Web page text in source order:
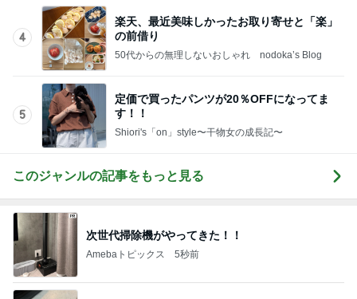
4
楽天、最近美味しかったお取り寄せと「楽」
の前借り
50代からの無理しないおしゃれ nodoka’s Blog
5
定価で買ったパンツが20％OFFになってま
す！！
Shiori's「on」style〜干物女の成長記〜
このジャンルの記事をもっと見る
次世代掃除機がやってきた！！
Amebaトピックス 5秒前